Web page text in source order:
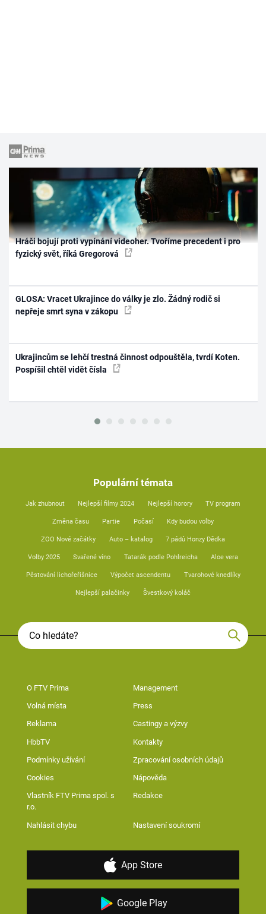
Hráči bojují proti vypínání videoher. Tvoříme precedent i pro
fyzický svět, říká Gregorová
GLOSA: Vracet Ukrajince do války je zlo. Žádný rodič si
nepřeje smrt syna v zákopu
Ukrajincům se lehčí trestná činnost odpouštěla, tvrdí Koten.
Pospíšil chtěl vidět čísla
Populární témata
Jak zhubnout Nejlepší filmy 2024 Nejlepší horory TV program
Změna času Partie Počasí Kdy budou volby
ZOO Nové začátky Auto – katalog 7 pádů Honzy Dědka
Volby 2025 Svařené víno Tatarák podle Pohlreicha Aloe vera
Pěstování lichořeřišnice Výpočet ascendentu Tvarohové knedlíky
Nejlepší palačinky Švestkový koláč
O FTV Prima Management
Volná místa Press
Reklama Castingy a výzvy
HbbTV Kontakty
Podmínky užívání Zpracování osobních údajů
Cookies Nápověda
Vlastník FTV Prima spol. s
r.o.
Redakce
Nahlásit chybu Nastavení soukromí
App Store
Google Play